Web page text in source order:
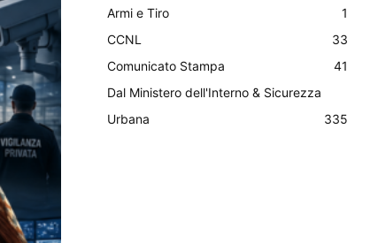
Armi e Tiro
1
CCNL
33
Comunicato Stampa
41
Dal Ministero dell'Interno & Sicurezza
Urbana
335